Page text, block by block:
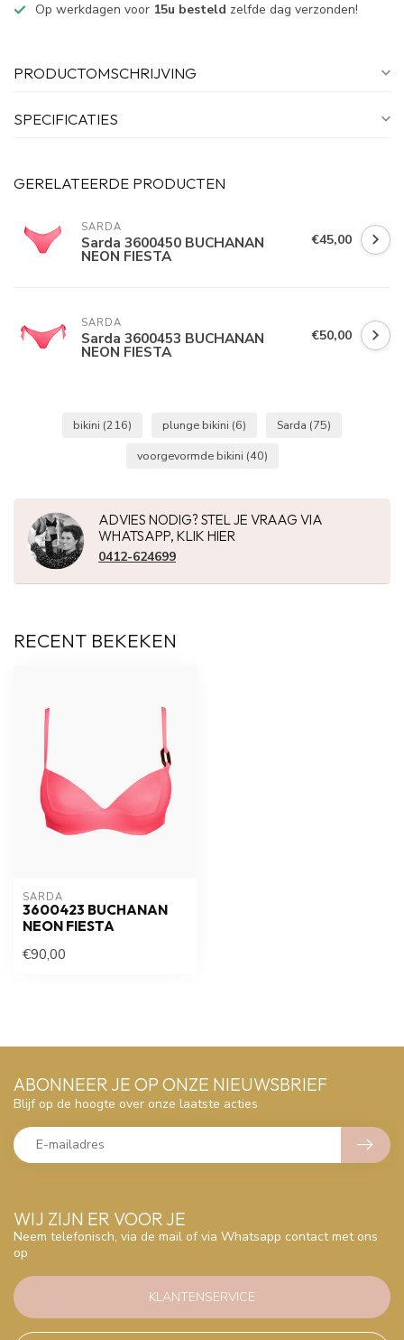
Op werkdagen voor 15u besteld zelfde dag verzonden!
PRODUCTOMSCHRIJVING
SPECIFICATIES
GERELATEERDE PRODUCTEN
SARDA
Sarda 3600450 BUCHANAN
NEON FIESTA
€45,00
SARDA
Sarda 3600453 BUCHANAN
NEON FIESTA
€50,00
bikini (216) plunge bikini (6) Sarda (75)
voorgevormde bikini (40)
ADVIES NODIG? STEL JE VRAAG VIA
WHATSAPP, KLIK HIER
0412-624699
RECENT BEKEKEN
SARDA
3600423 BUCHANAN
NEON FIESTA
€90,00
WIJ ZIJN ER VOOR JE
Neem telefonisch, via de mail of via Whatsapp contact met ons
op
KLANTENSERVICE
ABONNEER JE OP ONZE NIEUWSBRIEF
Blijf op de hoogte over onze laatste acties